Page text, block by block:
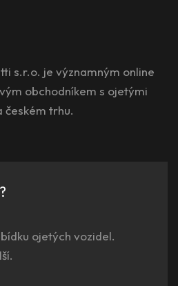
s.r.o. je významným online
obchodníkem s ojetými
českém trhu.
ojetých vozidel.